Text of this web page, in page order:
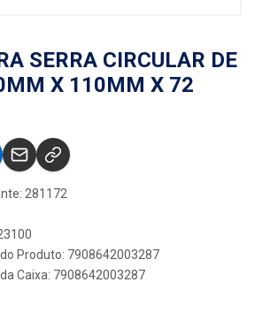
SERRA CIRCULAR DE
X 110MM X 72
281172
Produto: 7908642003287
Caixa: 7908642003287